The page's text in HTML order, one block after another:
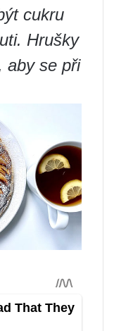
cukru
Hrušky
aby se při